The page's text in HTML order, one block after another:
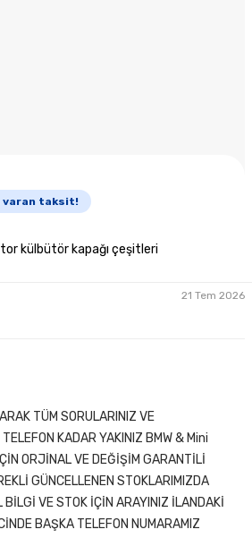
varan taksit!
külbütör kapağı çeşitleri
21 Tem 2026
TÜM SORULARINIZ VE
KADAR YAKINIZ BMW & Mini
ORJİNAL VE DEĞİŞİM GARANTİLİ
GÜNCELLENEN STOKLARIMIZDA
BİLGİ VE STOK İÇİN ARAYINIZ İLANDAKİ
BAŞKA TELEFON NUMARAMIZ